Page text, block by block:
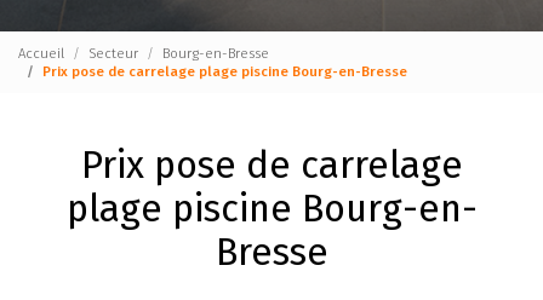
Accueil Secteur
Bourg-en-Bresse
Prix pose de carrelage plage piscine Bourg-en-Bresse
Prix pose de carrelage
plage piscine Bourg-en-
Bresse